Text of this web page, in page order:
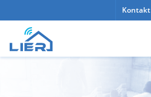
Kontakt